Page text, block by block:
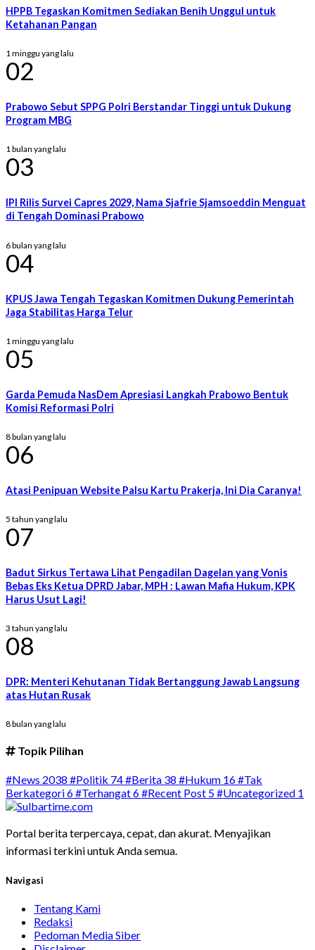
HPPB Tegaskan Komitmen Sediakan Benih Unggul untuk
Ketahanan Pangan
1 minggu yang lalu
02
Prabowo Sebut SPPG Polri Berstandar Tinggi untuk Dukung
Program MBG
1 bulan yang lalu
03
IPI Rilis Survei Capres 2029, Nama Sjafrie Sjamsoeddin Menguat
di Tengah Dominasi Prabowo
6 bulan yang lalu
04
KPUS Jawa Tengah Tegaskan Komitmen Dukung Pemerintah
Jaga Stabilitas Harga Telur
1 minggu yang lalu
05
Garda Pemuda NasDem Apresiasi Langkah Prabowo Bentuk
Komisi Reformasi Polri
8 bulan yang lalu
06
Atasi Penipuan Website Palsu Kartu Prakerja, Ini Dia Caranya!
5 tahun yang lalu
07
Badut Sirkus Tertawa Lihat Pengadilan Dagelan yang Vonis
Bebas Eks Ketua DPRD Jabar, MPH : Lawan Mafia Hukum, KPK
Harus Usut Lagi!
3 tahun yang lalu
08
DPR: Menteri Kehutanan Tidak Bertanggung Jawab Langsung
atas Hutan Rusak
8 bulan yang lalu
Topik Pilihan
#News 2038 #Politik 74#Berita 38 #Hukum 16#Tak
Berkategori6#Terhangat6#Recent Post 5#Uncategorized 1
Portal berita terpercaya, cepat, dan akurat. Menyajikan
informasi terkini untuk Anda semua.
Navigasi
Tentang Kami
Redaksi
Pedoman Media Siber